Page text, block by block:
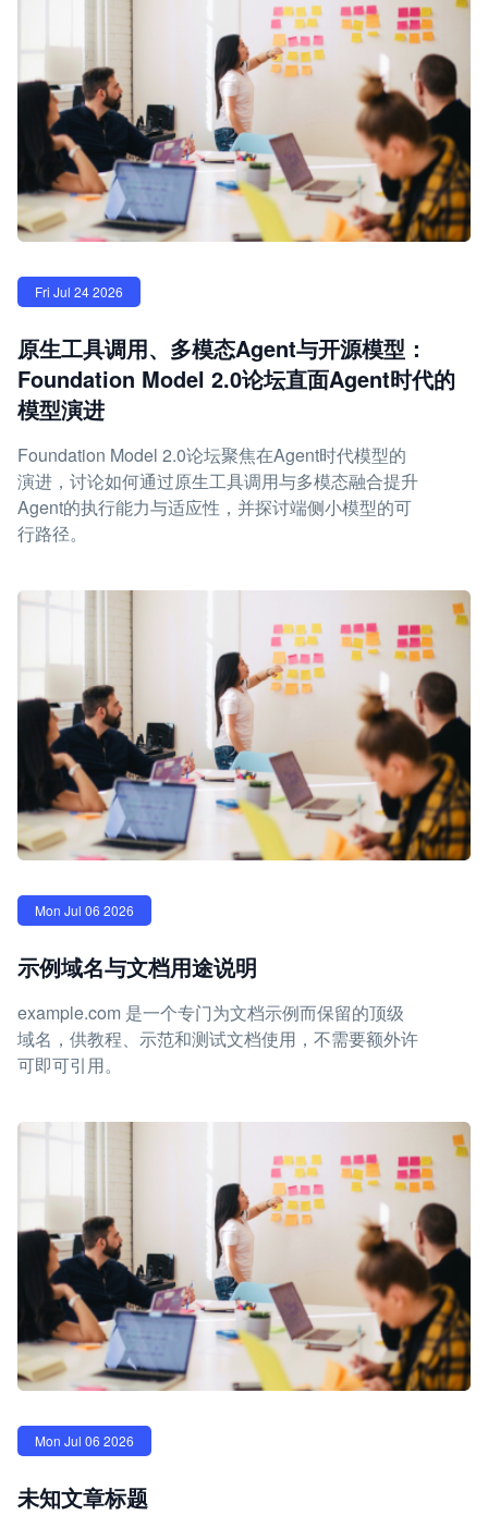
Fri Jul 24 2026
原生工具调用、多模态Agent与开源模型：
Foundation Model 2.0论坛直面Agent时代的
模型演进
Foundation Model 2.0论坛聚焦在Agent时代模型的
演进，讨论如何通过原生工具调用与多模态融合提升
Agent的执行能力与适应性，并探讨端侧小模型的可
行路径。
Mon Jul 06 2026
示例域名与文档用途说明
example.com 是一个专门为文档示例而保留的顶级
域名，供教程、示范和测试文档使用，不需要额外许
可即可引用。
Mon Jul 06 2026
未知文章标题